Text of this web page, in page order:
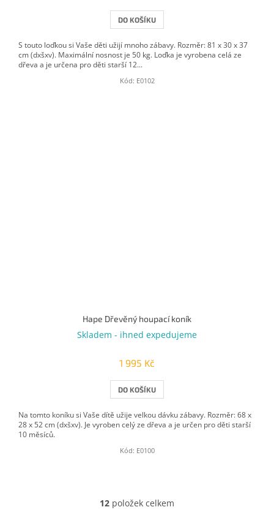
DO KOŠÍKU
S touto loďkou si Vaše děti užijí mnoho zábavy. Rozměr: 81 x 30 x 37
cm (dxšxv). Maximální nosnost je 50 kg. Loďka je vyrobena celá ze
dřeva a je určena pro děti starší 12...
Kód: E0102
Hape Dřevěný houpací koník
Skladem - ihned expedujeme
1 995 Kč
DO KOŠÍKU
Na tomto koníku si Vaše dítě užije velkou dávku zábavy. Rozměr: 68 x
28 x 52 cm (dxšxv). Je vyroben celý ze dřeva a je určen pro děti starší
10 měsíců.
Kód: E0100
O
12 položek celkem